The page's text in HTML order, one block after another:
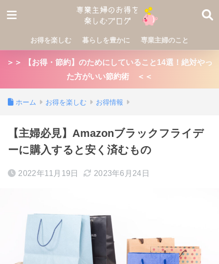
お得を楽しむ 暮らしを豊かに 専業主婦のこと
＞＞ 【お得・節約】のためにしていること14選！絶対やっ
た方がいい節約術 ＜＜
ホーム お得を楽しむ お得情報
【主婦必見】Amazonブラックフライデ
ーに購入すると安く済むもの
2022年11月19日 2023年6月24日